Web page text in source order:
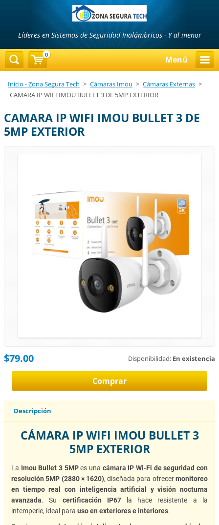
Líderes en Sistemas de Seguridad Inalámbricos - Y al menor
Menú
Inicio - Zona Segura Tech > Cámaras Imou > Cámaras Externas >
CAMARA IP WIFI IMOU BULLET 3 DE 5MP EXTERIOR
CAMARA IP WIFI IMOU BULLET 3 DE
5MP EXTERIOR
Disponibilidad: En existencia
$79.00
Descripción
CÁMARA IP WIFI IMOU BULLET 3
5MP EXTERIOR
La Imou Bullet 3 5MPes una cámara IP Wi-Fi de seguridad con
resolución 5MP (2880 × 1620), diseñada para ofrecermonitoreo
en tiempo real con inteligencia artificial y visión nocturna
avanzada. Su certificación IP67la hace resistente a la
intemperie, ideal parauso en exteriores e interiores.
0